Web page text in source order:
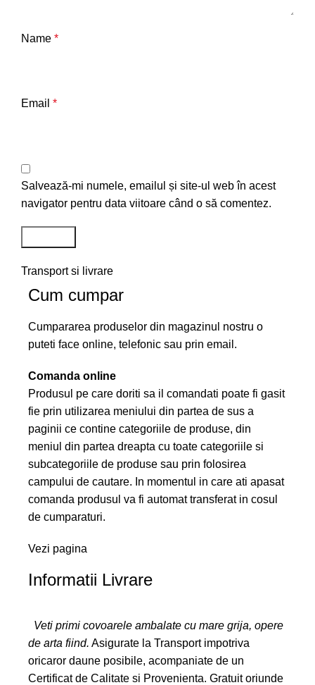
Name *
Email *
Salvează-mi numele, emailul și site-ul web în acest
navigator pentru data viitoare când o să comentez.
Transport si livrare
Cum cumpar
Cumpararea produselor din magazinul nostru o
puteti face online, telefonic sau prin email.
Comanda online
Produsul pe care doriti sa il comandati poate fi gasit
fie prin utilizarea meniului din partea de sus a
paginii ce contine categoriile de produse, din
meniul din partea dreapta cu toate categoriile si
subcategoriile de produse sau prin folosirea
campului de cautare. In momentul in care ati apasat
comanda produsul va fi automat transferat in cosul
de cumparaturi.
Vezi pagina
Informatii Livrare
Veti primi covoarele ambalate cu mare grija, opere
de arta fiind. Asigurate la Transport impotriva
oricaror daune posibile, acompaniate de un
Certificat de Calitate si Provenienta. Gratuit oriunde